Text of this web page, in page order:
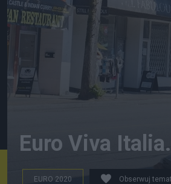
Euro Viva
EURO 2020 Obserwuj temat